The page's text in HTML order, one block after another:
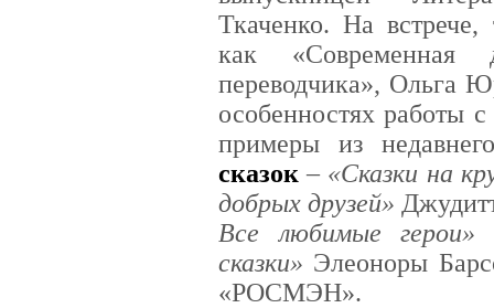
Ткаченко. На
как «Современная
переводчика», Ольга
особенностях работы
примеры из
сказок – «Сказки на
добрых друзей»
Все любимые герои»
сказки» Элеоноры
«РОСМЭН».